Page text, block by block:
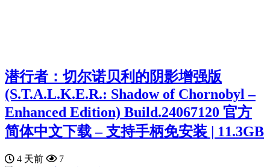
潜行者：切尔诺贝利的阴影增强版
(S.T.A.L.K.E.R.: Shadow of Chornobyl –
Enhanced Edition) Build.24067120 官方
简体中文下载 – 支持手柄免安装 | 11.3GB
4 天前 7